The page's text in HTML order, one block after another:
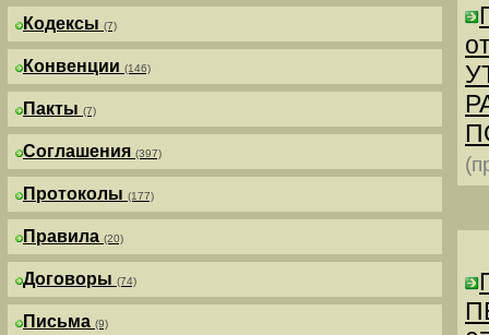
Кодексы (7)
Конвенции (146)
Пакты (7)
Соглашения (397)
Протоколы (177)
Правила (20)
Договоры (74)
Письма (9)